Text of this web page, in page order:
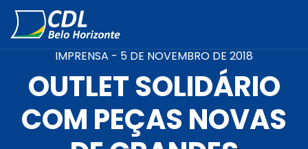
IMPRENSA - 5 DE NOVEMBRO DE 2018
OUTLET SOLIDÁRIO
COM PEÇAS NOVAS